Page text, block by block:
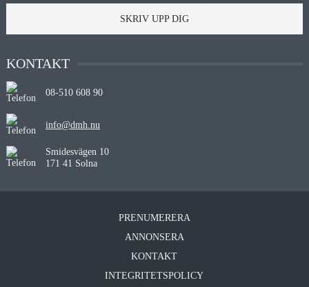
SKRIV UPP DIG
KONTAKT
08-510 608 90
info@dmh.nu
Smidesvägen 10
171 41 Solna
PRENUMERERA
ANNONSERA
KONTAKT
INTEGRITETSPOLICY